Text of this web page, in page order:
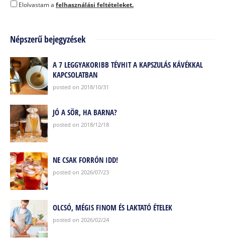
Elolvastam a felhasználási feltételeket.
Népszerű bejegyzések
A 7 LEGGYAKORIBB TÉVHIT A KAPSZULÁS KÁVÉKKAL
KAPCSOLATBAN
posted on 2018/10/31
JÓ A SÖR, HA BARNA?
posted on 2018/12/18
NE CSAK FORRÓN IDD!
posted on 2026/07/23
OLCSÓ, MÉGIS FINOM ÉS LAKTATÓ ÉTELEK
posted on 2026/02/24